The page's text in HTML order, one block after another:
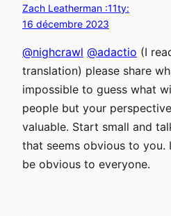
Zach Leatherman :11ty:
16 décembre 2023
@nighcrawl @adactio (I
translation) please share
impossible to guess what
people but your
valuable. Start small and
that seems obvious to you.
be obvious to everyone.